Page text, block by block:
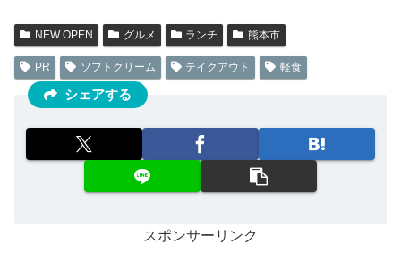
NEW OPEN グルメ ランチ 熊本市
PR ソフトクリーム テイクアウト 軽食
シェアする
スポンサーリンク